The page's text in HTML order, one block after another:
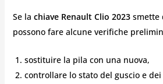
Se la chiave Renault Clio 2023smette
possono fare alcune verifiche
sostituire la pila con una nuova,
controllare lo stato del guscio e